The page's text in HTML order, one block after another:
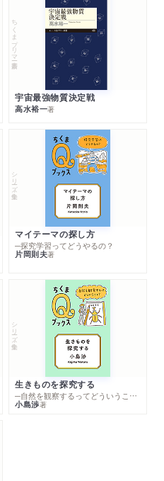
ちくまプリマー新書
宇宙最強物質決定戦
高水裕一著
シリーズ・全集
マイテーマの探し方
─探究学習ってどうやるの？
片岡則夫著
シリーズ・全集
生きものを探究する
─自然を観察するってどういうこと？
小島渉著